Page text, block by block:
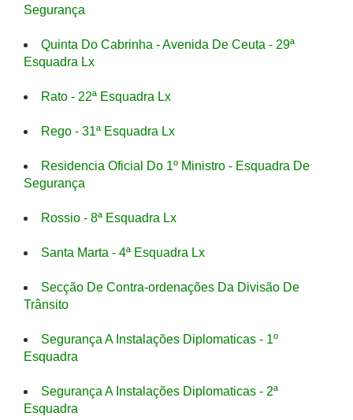
Segurança
Quinta Do Cabrinha - Avenida De Ceuta - 29ª
Esquadra Lx
Rato - 22ª Esquadra Lx
Rego - 31ª Esquadra Lx
Residencia Oficial Do 1º Ministro - Esquadra De
Segurança
Rossio - 8ª Esquadra Lx
Santa Marta - 4ª Esquadra Lx
Secção De Contra-ordenações Da Divisão De
Trânsito
Segurança A Instalações Diplomaticas - 1º
Esquadra
Segurança A Instalações Diplomaticas - 2ª
Esquadra